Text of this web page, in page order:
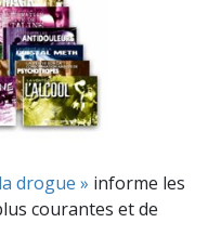
drogue » informe les
courantes et de